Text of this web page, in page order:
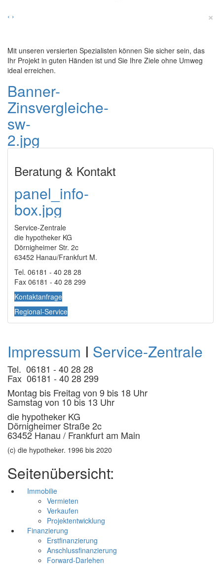
‹ › ×
Mit unseren versierten Spezialisten können Sie sicher sein, das
Ihr Projekt in guten Händen ist und Sie Ihre Ziele ohne Umweg
ideal erreichen.
Banner-
Zinsvergleiche-
sw-
2.jpg
Beratung & Kontakt
panel_info-
box.jpg
Service-Zentrale
die hypotheker KG
Dörnigheimer Str. 2c
63452 Hanau/Frankfurt M.
Tel. 06181 - 40 28 28
Fax 06181 - 40 28 299
Kontaktanfrage
Regional-Service
Impressum I Service-Zentrale
Tel. 06181 - 40 28 28
Fax 06181 - 40 28 299
Montag bis Freitag von 9 bis 18 Uhr
Samstag von 10 bis 13 Uhr
die hypotheker KG
Dörnigheimer Straße 2c
63452 Hanau / Frankfurt am Main
(c) die hypotheker. 1996 bis 2020
Seitenübersicht:
Immobilie
Vermieten
Verkaufen
Projektentwicklung
Finanzierung
Erstfinanzierung
Anschlussfinanzierung
Forward-Darlehen